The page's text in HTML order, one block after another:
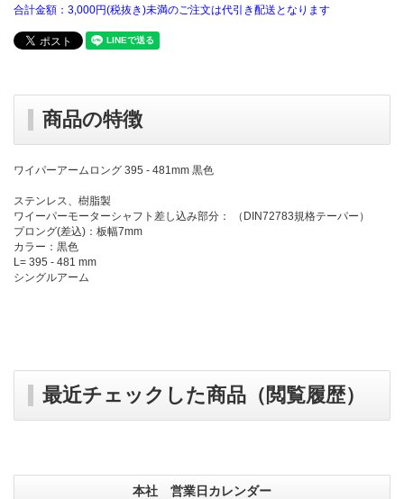
合計金額：3,000円(税抜き)未満のご注文は代引き配送となります
商品の特徴
ワイパーアームロング 395 - 481mm 黒色
ステンレス、樹脂製
ワイーパーモーターシャフト差し込み部分： （DIN72783規格テーパー）
プロング(差込)：板幅7mm
カラー：黒色
L= 395 - 481 mm
シングルアーム
最近チェックした商品（閲覧履歴）
本社 営業日カレンダー